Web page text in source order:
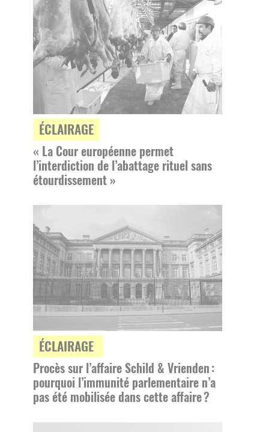
ÉCLAIRAGE
« La Cour européenne permet
l’interdiction de l’abattage rituel sans
étourdissement »
ÉCLAIRAGE
Procès sur l’affaire Schild & Vrienden :
pourquoi l’immunité parlementaire n’a
pas été mobilisée dans cette affaire ?